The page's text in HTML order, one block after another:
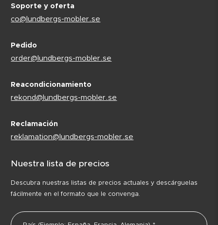
Soporte y oferta
co@lundbergs-mobler.se
Pedido
order@lundbergs-mobler.se
Reacondicionamiento
rekond@lundbergs-mobler.se
Reclamación
reklamation@lundbergs-mobler.se
Nuestra lista de precios
Descubra nuestras listas de precios actuales y descárguelas
fácilmente en el formato que le convenga.